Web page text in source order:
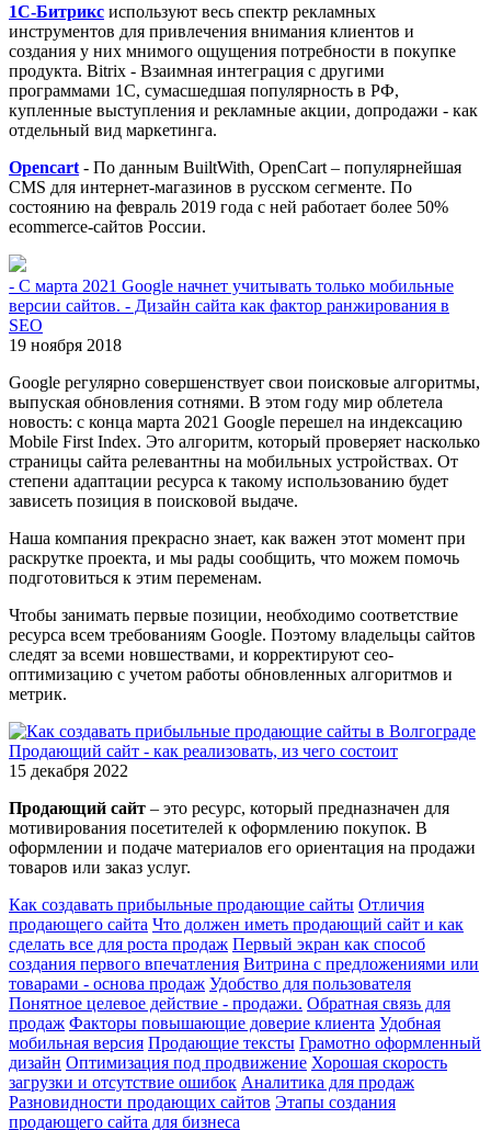
1С-Битрикс используют весь спектр рекламных
инструментов для привлечения внимания клиентов и
создания у них мнимого ощущения потребности в покупке
продукта. Bitrix - Взаимная интеграция с другими
программами 1С, сумасшедшая популярность в РФ,
купленные выступления и рекламные акции, допродажи - как
отдельный вид маркетинга.
Opencart - По данным BuiltWith, OpenCart – популярнейшая
CMS для интернет-магазинов в русском сегменте. По
состоянию на февраль 2019 года с ней работает более 50%
ecommerce-сайтов России.
- С марта 2021 Google начнет учитывать только мобильные
версии сайтов. - Дизайн сайта как фактор ранжирования в
SEO
19 ноября 2018
Google регулярно совершенствует свои поисковые алгоритмы,
выпуская обновления сотнями. В этом году мир облетела
новость: с конца марта 2021 Google перешел на индексацию
Mobile First Index. Это алгоритм, который проверяет насколько
страницы сайта релевантны на мобильных устройствах. От
степени адаптации ресурса к такому использованию будет
зависеть позиция в поисковой выдаче.
Наша компания прекрасно знает, как важен этот момент при
раскрутке проекта, и мы рады сообщить, что можем помочь
подготовиться к этим переменам.
Чтобы занимать первые позиции, необходимо соответствие
ресурса всем требованиям Google. Поэтому владельцы сайтов
следят за всеми новшествами, и корректируют сео-
оптимизацию с учетом работы обновленных алгоритмов и
метрик.
Продающий сайт - как реализовать, из чего состоит
15 декабря 2022
Продающий сайт – это ресурс, который предназначен для
мотивирования посетителей к оформлению покупок. В
оформлении и подаче материалов его ориентация на продажи
товаров или заказ услуг.
Как создавать прибыльные продающие сайты Отличия
продающего сайта Что должен иметь продающий сайт и как
сделать все для роста продаж Первый экран как способ
создания первого впечатления Витрина с предложениями или
товарами - основа продаж Удобство для пользователя
Понятное целевое действие - продажи. Обратная связь для
продаж Факторы повышающие доверие клиента Удобная
мобильная версия Продающие тексты Грамотно оформленный
дизайн Оптимизация под продвижение Хорошая скорость
загрузки и отсутствие ошибок Аналитика для продаж
Разновидности продающих сайтов Этапы создания
продающего сайта для бизнеса